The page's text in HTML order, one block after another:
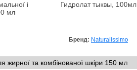
і
мл
Гидролат тыквы, 100мл
Бренд: Naturalissimo
жирної та комбінованої шкіри 150 мл